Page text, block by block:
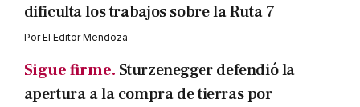
dificulta los trabajos sobre la Ruta 7
PorEl Editor Mendoza
Sigue firme. Sturzenegger defendió la
apertura a la compra de tierras por